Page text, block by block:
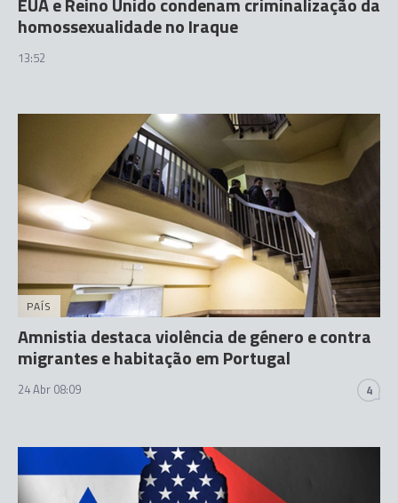
homossexualidade no Iraque
13:52
PAÍS
Amnistia destaca violência de género e contra
migrantes e habitação em Portugal
24 Abr 08:09 4